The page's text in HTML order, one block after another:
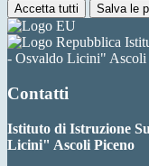
Accetta tutti Salva le
- Osvaldo Licini" Ascoli
Contatti
Istituto di Istruzione
Licini" Ascoli Piceno